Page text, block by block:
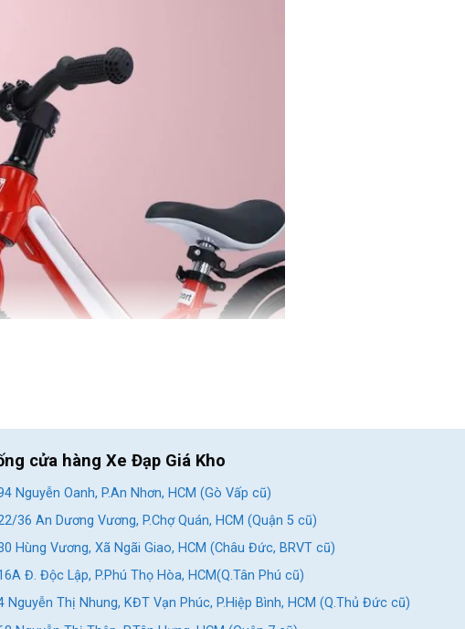
tinh thần. Sau đây là những lợi ích khi mua
cửa hàng Xe Đạp Giá Kho
Nguyễn Oanh, P.An Nhơn, HCM (Gò Vấp cũ)
36 An Dương Vương, P.Chợ Quán, HCM (Quận 5 cũ)
Hùng Vương, Xã Ngãi Giao, HCM (Châu Đức, BRVT cũ)
Đ. Độc Lập, P.Phú Thọ Hòa, HCM(Q.Tân Phú cũ)
Nguyễn Thị Nhung, KĐT Vạn Phúc, P.Hiệp Bình, HCM (Q.Thủ Đức cũ)